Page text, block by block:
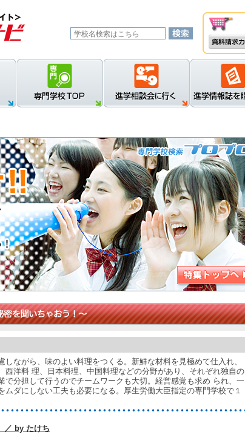
資料請求カゴを見る
新規登録
ながら、味のよい料理をつくる。新鮮な材料を見極めて仕入れ、
西洋料 理、日本料理、中国料理などの分野があり、それぞれ独自の
で分担して行うのでチームワークも大切。経営感覚も求め られ、一
ダにしない工夫も必要になる。厚生労働大臣指定の専門学校で１
／ by たけち